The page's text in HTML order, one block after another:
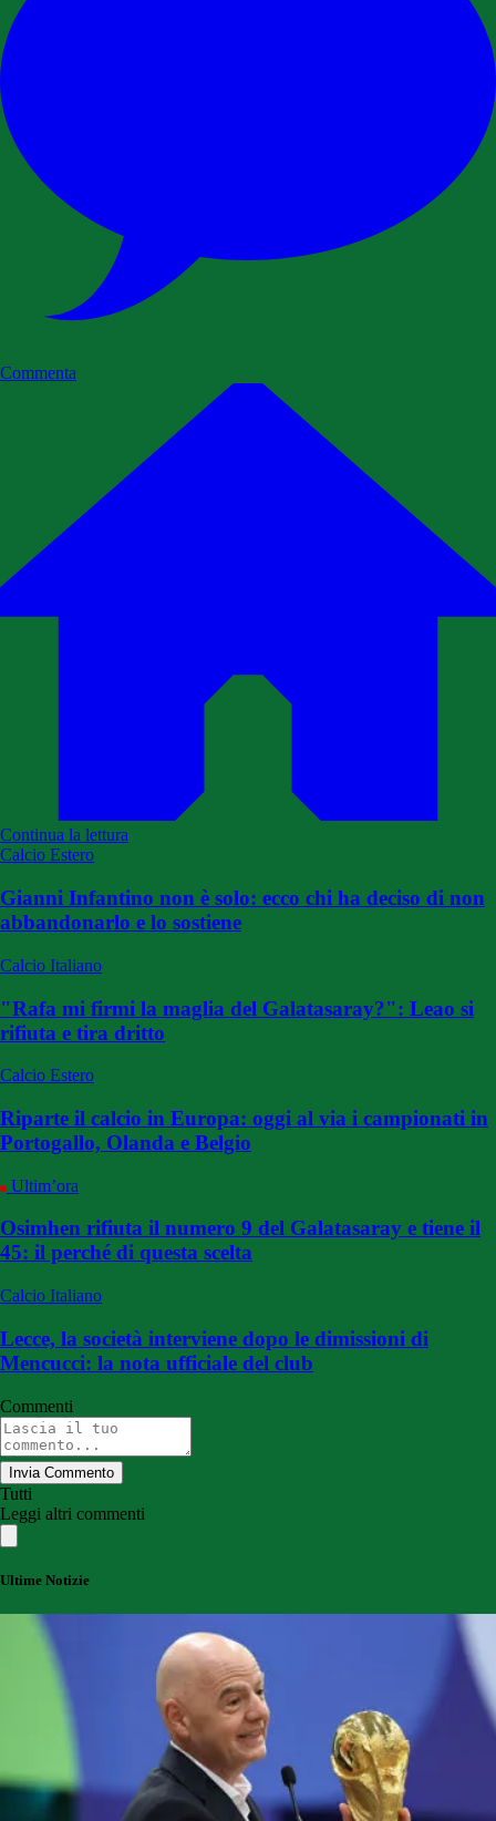
Commenta
Continua la lettura
Calcio Estero
Gianni Infantino non è solo: ecco chi ha deciso di non
abbandonarlo e lo sostiene
Calcio Italiano
"Rafa mi firmi la maglia del Galatasaray?": Leao si
rifiuta e tira dritto
Calcio Estero
Riparte il calcio in Europa: oggi al via i campionati in
Portogallo, Olanda e Belgio
Ultim’ora
Osimhen rifiuta il numero 9 del Galatasaray e tiene il
45: il perché di questa scelta
Calcio Italiano
Lecce, la società interviene dopo le dimissioni di
Mencucci: la nota ufficiale del club
Commenti
Invia Commento
Tutti
Leggi altri commenti
Ultime Notizie